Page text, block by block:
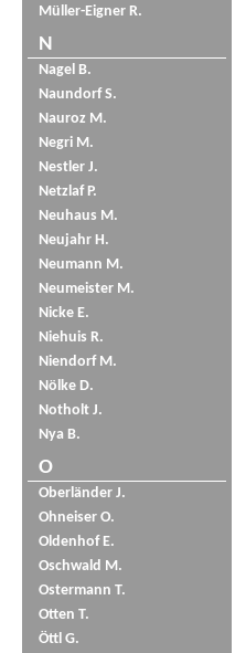
Müller-Eigner R.
N
Nagel B.
Naundorf S.
Nauroz M.
Negri M.
Nestler J.
Netzlaf P.
Neuhaus M.
Neujahr H.
Neumann M.
Neumeister M.
Nicke E.
Niehuis R.
Niendorf M.
Nölke D.
Notholt J.
Nya B.
O
Oberländer J.
Ohneiser O.
Oldenhof E.
Oschwald M.
Ostermann T.
Otten T.
Öttl G.